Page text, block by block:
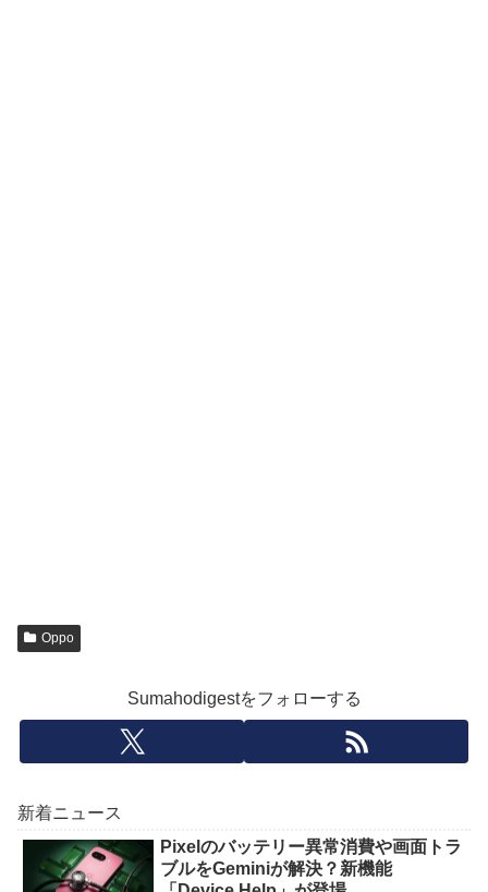
Oppo
Sumahodigestをフォローする
新着ニュース
Pixelのバッテリー異常消費や画面トラ
ブルをGeminiが解決？新機能